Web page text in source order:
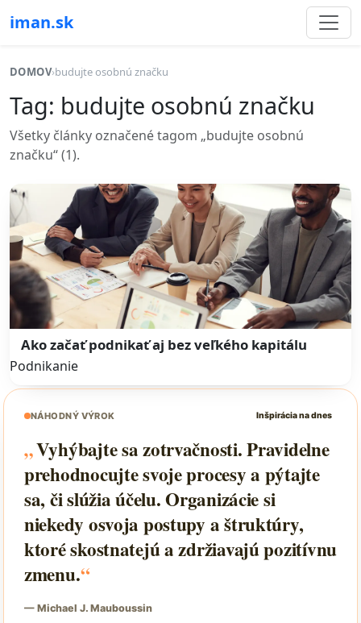
iman.sk
DOMOV›budujte osobnú značku
Tag: budujte osobnú značku
Všetky články označené tagom „budujte osobnú
značku“ (1).
Ako začať podnikať aj bez veľkého kapitálu
Podnikanie